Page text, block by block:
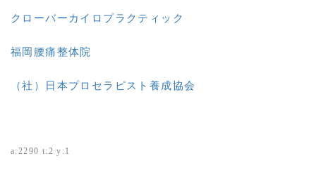
クローバーカイロプラクティック
福岡腰痛整体院
（社）日本プロセラピスト養成協会
a:2290 t:2 y:1